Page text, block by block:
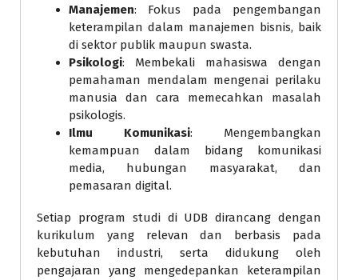
Manajemen: Fokus pada pengembangan
keterampilan dalam manajemen bisnis, baik
di sektor publik maupun swasta.
Psikologi: Membekali mahasiswa dengan
pemahaman mendalam mengenai perilaku
manusia dan cara memecahkan masalah
psikologis.
Ilmu Komunikasi: Mengembangkan
kemampuan dalam bidang komunikasi
media, hubungan masyarakat, dan
pemasaran digital.
Setiap program studi di UDB dirancang dengan
kurikulum yang relevan dan berbasis pada
kebutuhan industri, serta didukung oleh
pengajaran yang mengedepankan keterampilan